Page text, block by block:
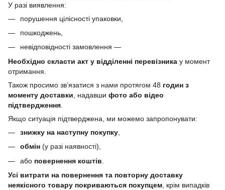
У разі виявлення:
порушення цілісності упаковки,
пошкоджень,
невідповідності замовлення —
Необхідно скласти акт у відділенні перевізника у момент
отримання.
Також просимо зв’язатися з нами протягом 48 годин з
моменту доставки , надавши фото або відео
підтвердження
Якщо ситуація підтверджена, ми можемо запропонувати:
знижку на наступну покупку
обмін (у разі наявності),
або повернення коштів
Усі витрати на повернення та повторну доставку
неякісного товару покриваються покупцем , крім випадків